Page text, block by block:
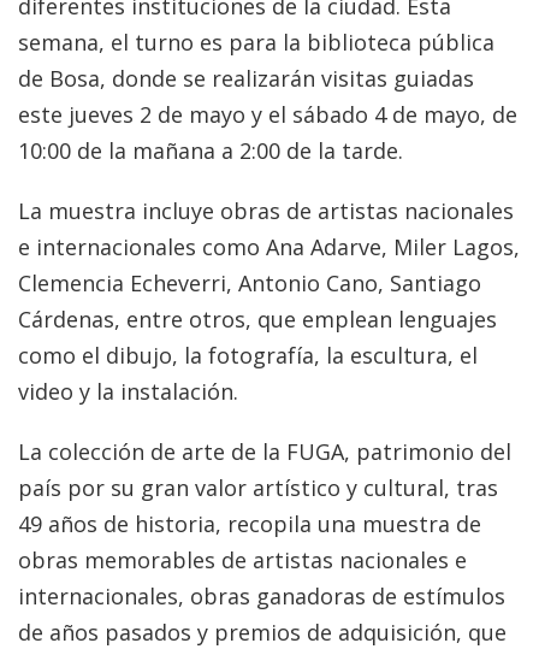
diferentes instituciones de la ciudad. Esta
semana, el turno es para la biblioteca pública
de Bosa, donde se realizarán visitas guiadas
este jueves 2 de mayo y el sábado 4 de mayo, de
10:00 de la mañana a 2:00 de la tarde.
La muestra incluye obras de artistas nacionales
e internacionales como Ana Adarve, Miler Lagos,
Clemencia Echeverri, Antonio Cano, Santiago
Cárdenas, entre otros, que emplean lenguajes
como el dibujo, la fotografía, la escultura, el
video y la instalación.
La colección de arte de la FUGA, patrimonio del
país por su gran valor artístico y cultural, tras
49 años de historia, recopila una muestra de
obras memorables de artistas nacionales e
internacionales, obras ganadoras de estímulos
de años pasados y premios de adquisición, que